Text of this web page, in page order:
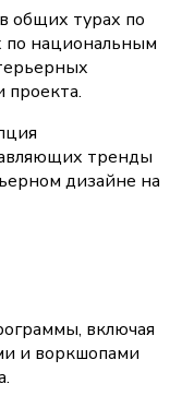
общих турах по
по национальным
проекта.
тренды
дизайне на
включая
и воркшопами